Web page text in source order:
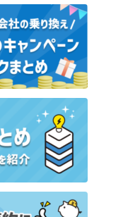
判・口コミ | デメリット・メ
ットプランはどこが安い？お
｜デメリット・メリットも